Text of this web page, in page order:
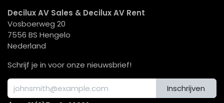
Decilux AV Sales & Decilux AV Rent
Vosboerweg 20
7556 BS Hengelo
Nederland
Schrijf je in voor onze nieuwsbrief!
Inschrijven